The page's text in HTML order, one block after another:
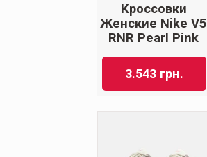
Кроссовки
Женские Nike V5
RNR Pearl Pink
3.543 грн.